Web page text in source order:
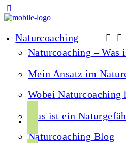
Naturcoaching
Naturcoaching – Was
Mein Ansatz im
Wobei
Was ist ein
Naturcoaching Blog
c